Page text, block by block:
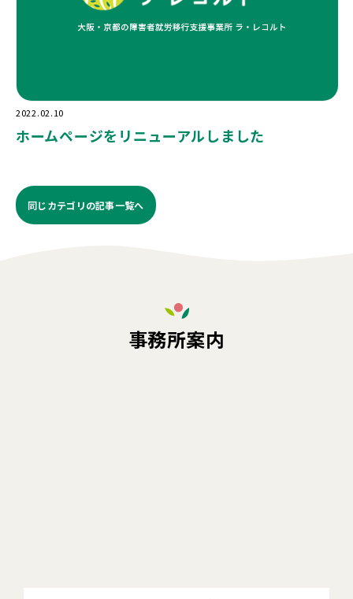
2022.02.10
ホームページをリニューアルしました
同じカテゴリの記事⼀覧へ
事務所案内